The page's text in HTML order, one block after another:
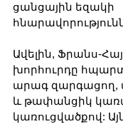
ցանցային եզակի
Ավելին, Ֆրանս-
խորհուրդը
արագ զարգացող,
և թափանցիկ
կառուցվածքով: